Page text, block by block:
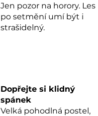
Jen pozor na horory. Les
po setmění umí být i
strašidelný.
Dopřejte si klidný
spánek
Velká pohodlná postel,